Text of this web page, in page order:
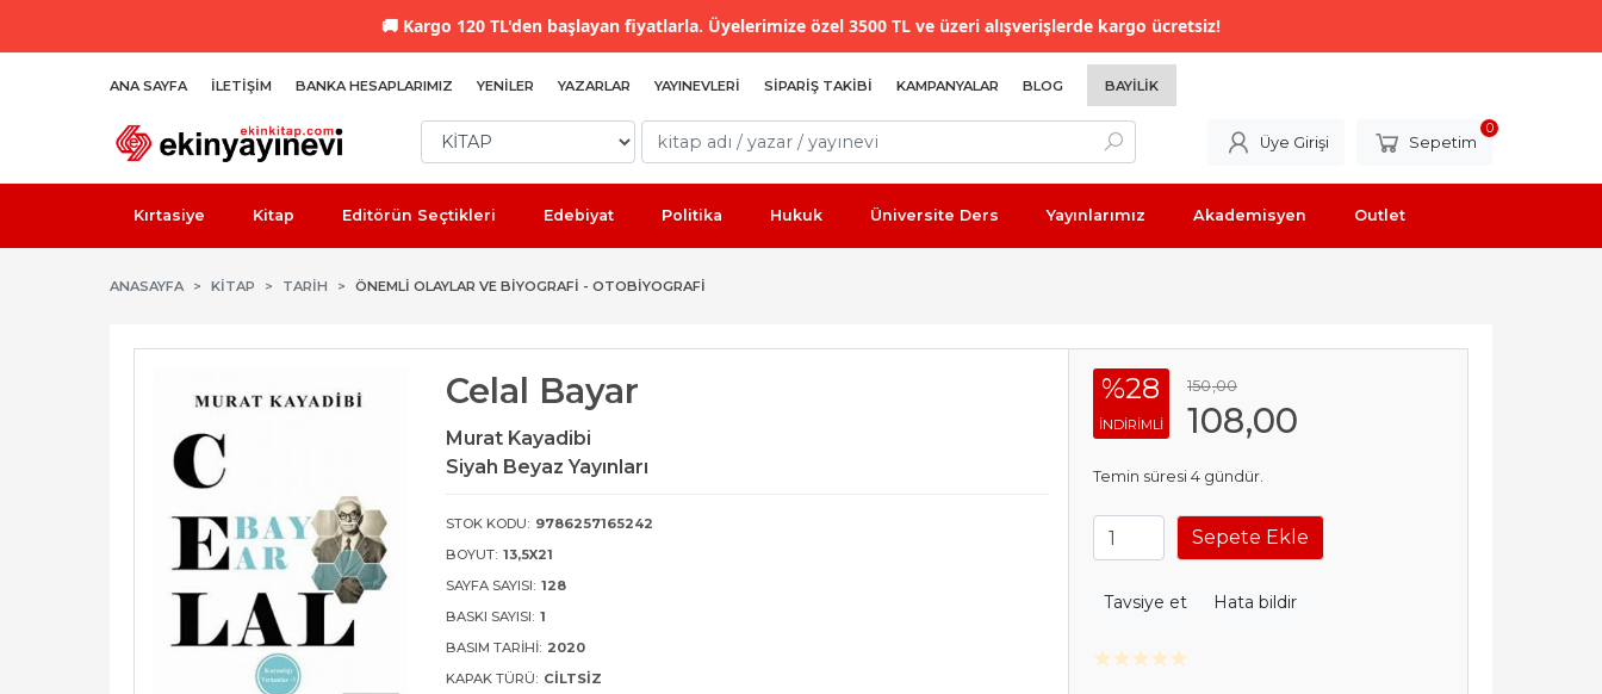
🚚 Kargo 120 TL'den başlayan fiyatlarla. Üyelerimize özel 3500 TL ve üzeri alışverişlerde kargo ücretsiz!
ANA SAYFA İLETIŞIM BANKA HESAPLARIMIZ YENILER YAZARLAR YAYINEVLERI SIPARIŞ TAKIBI KAMPANYALAR BLOG BAYILIK
Üye Girişi Sepetim
0
Kırtasiye Kitap Editörün Seçtikleri Edebiyat Politika Hukuk Üniversite Ders Yayınlarımız Akademisyen Outlet
ANASAYFA KİTAP TARIH ÖNEMLI OLAYLAR VE BIYOGRAFI - OTOBIYOGRAFI
Celal Bayar
Murat Kayadibi
Siyah Beyaz Yayınları
STOK KODU: 9786257165242
BOYUT: 13,5X21
SAYFA SAYISI: 128
BASKI SAYISI: 1
BASIM TARIHI: 2020
KAPAK TÜRÜ: CILTSIZ
%28
INDIRIMLI
150,00
108,00
Temin süresi 4 gündür.
Sepete Ekle
Tavsiye et Hata bildir